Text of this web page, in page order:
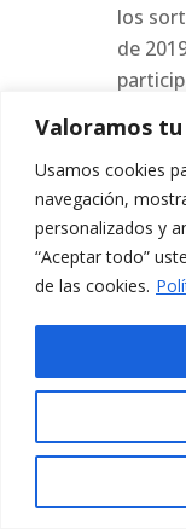
Valoramos
Usamos cookies
navegación,
personalizados y
“Aceptar todo”
de las cookies.
los
de
Se
cada
por lo
dos o
el
sorteo
El
los
sorteo,